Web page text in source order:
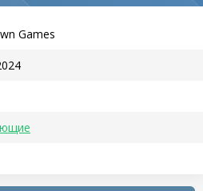
Games